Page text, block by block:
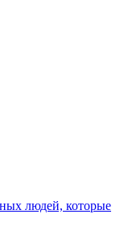
людей, которые